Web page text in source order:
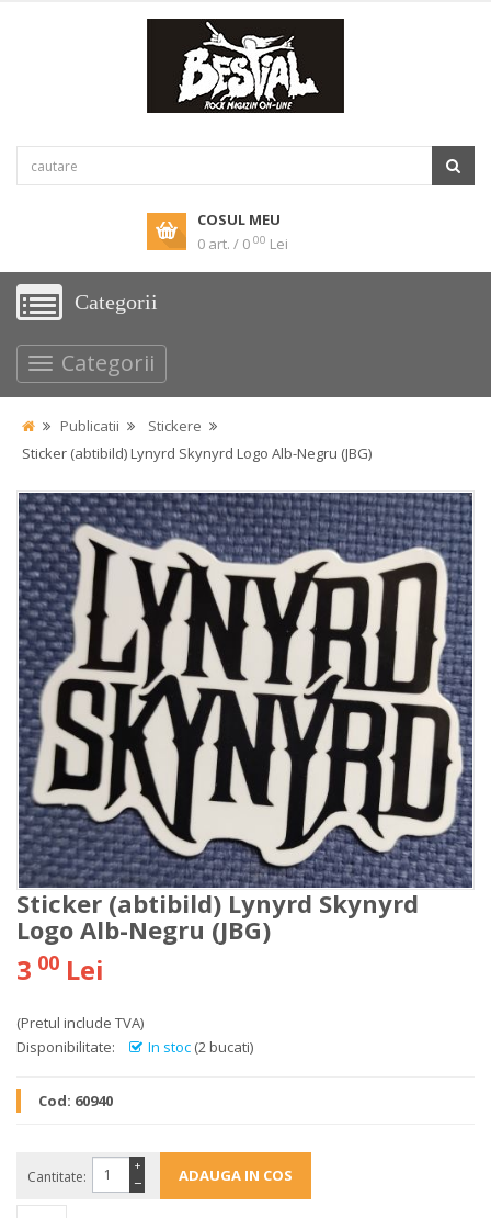
COSUL MEU
0 art. / 0 00 Lei
Categorii
Categorii
Publicatii
Stickere
Sticker (abtibild) Lynyrd Skynyrd Logo Alb-Negru (JBG)
Sticker (abtibild) Lynyrd Skynyrd
Logo Alb-Negru (JBG)
3 00 Lei
(Pretul include TVA)
Disponibilitate:
In stoc (2 bucati)
Cod: 60940
Cantitate: −
+